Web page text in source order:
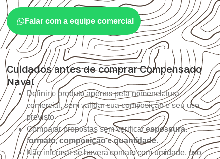
Falar com a equipe comercial
Cuidados antes de comprar Compensado
Naval
Definir o produto apenas pela nomenclatura
comercial, sem validar sua composição e seu uso
previsto.
Comparar propostas sem verificarespessura,
formato, composição e quantidade.
Não informar se haverá contato com umidade, uso